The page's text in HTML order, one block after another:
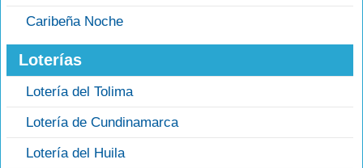
Caribeña Noche
Loterías
Lotería del Tolima
Lotería de Cundinamarca
Lotería del Huila